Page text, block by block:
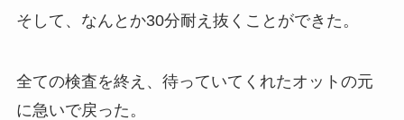
そして、なんとか30分耐え抜くことができた。
全ての検査を終え、待っていてくれたオットの元
に急いで戻った。